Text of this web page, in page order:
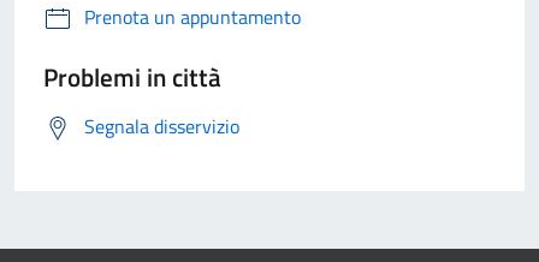
Prenota un appuntamento
Problemi in città
Segnala disservizio